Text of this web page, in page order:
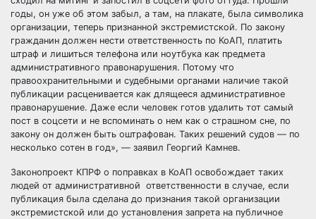
годы, он уже об этом забыл, а там, на плакате, была символика
организации, теперь признанной экстремистской. По закону
гражданин должен нести ответственность по КоАП, платить
штраф и лишиться телефона или ноутбука как предмета
административного правонарушения. Потому что
правоохранительными и судебными органами наличие такой
публикации расценивается как длящееся административное
правонарушение. Даже если человек готов удалить тот самый
пост в соцсети и не вспоминать о нем как о страшном сне, по
закону он должен быть оштрафован. Таких решений судов — по
несколько сотен в год», — заявил Георгий Камнев.
Законопроект КПРФ о поправках в КоАП освобождает таких
людей от административной ответственности в случае, если
публикация была сделана до признания такой организации
экстремистской или до установления запрета на публичное